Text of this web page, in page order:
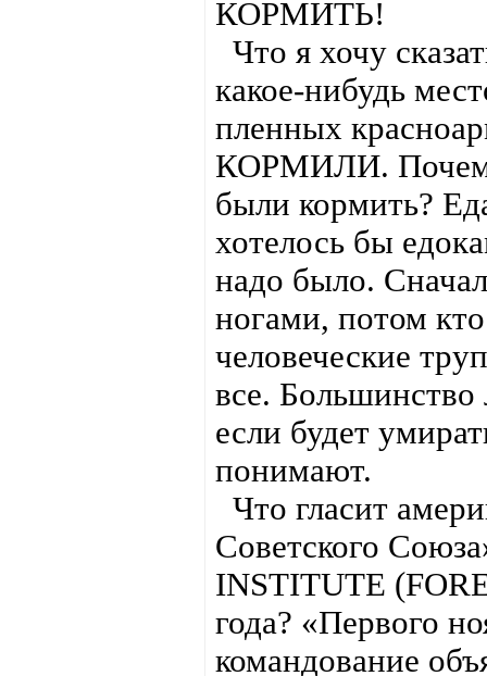
КОРМИТЬ!
Что я хочу
какое-нибудь
пленных
КОРМИЛИ.
были кормить?
хотелось бы
надо было.
ногами, потом
человеческие
все. Большинство
если будет
понимают.
Что гласит
Советского
INSTITUTE
года? «Первого
командование